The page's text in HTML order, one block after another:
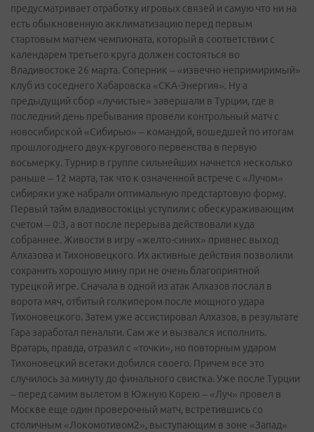
предусматривает отработку игровых связей и самую что ни на
есть обыкновенную акклиматизацию перед первым
стартовым матчем чемпионата, который в соответствии с
календарем третьего круга должен состояться во
Владивостоке 26 марта. Соперник – «извечно непримиримый»
клуб из соседнего Хабаровска «СКА-Энергия». Ну а
предыдущий сбор «лучистые» завершали в Турции, где в
последний день пребывания провели контрольный матч с
новосибирской «Сибирью» – командой, вошедшей по итогам
прошлогоднего двух-кругового первенства в первую
восьмерку. Турнир в группе сильнейших начнется несколько
раньше – 12 марта, так что к означенной встрече с «Лучом»
сибиряки уже набрали оптимальную предстартовую форму.
Первый тайм владивостокцы уступили с обескураживающим
счетом – 0:3, а вот после перерыва действовали куда
собраннее. Живости в игру «желто-­синих» привнес выход
Алхазова и Тихоновецкого. Их активные действия позволили
сохранить хорошую мину при не очень благоприятной
турецкой игре. Сначала в одной из атак Алхазов послал в
ворота мяч, отбитый голкипером после мощного удара
Тихоновецкого. Затем уже ассистировал Алхазов, в результате
Гара заработал пенальти. Сам же и вызвался исполнить.
Вратарь, правда, отразил с «точки», но повторным ударом
Тихоновецкий все­таки добился своего. Причем все это
случилось за минуту до финального свистка. Уже после Турции
– перед самим вылетом в Южную Корею – «Луч» провел в
Москве еще один проверочный матч, встретившись со
столичным «Локомотивом2», выступающим в зоне «Запад»